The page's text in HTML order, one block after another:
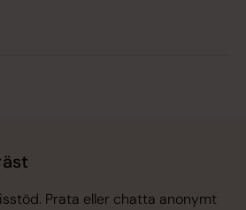
Prata eller chatta anonymt